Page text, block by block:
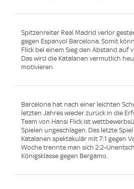
Spitzenreiter Real Madrid verlor
gegen Espanyol Barcelona. Somit
Flick bei einem Sieg den Abstand auf
Das wird die Katalanen vermutlich
motivieren.
Barcelona hat nach einer leichten
letzten Jahres wieder zurück in die
Team von Hansi Flick ist
Spielen ungeschlagen. Das letzte
Katalanen spektakulär mit 7:1 gegen
Woche trennte man sich 2:2-
Königsklasse gegen Bergamo.